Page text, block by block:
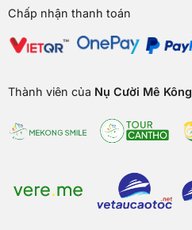
Chấp nhận thanh toán
Thành viên của Nụ Cười Mê Kông